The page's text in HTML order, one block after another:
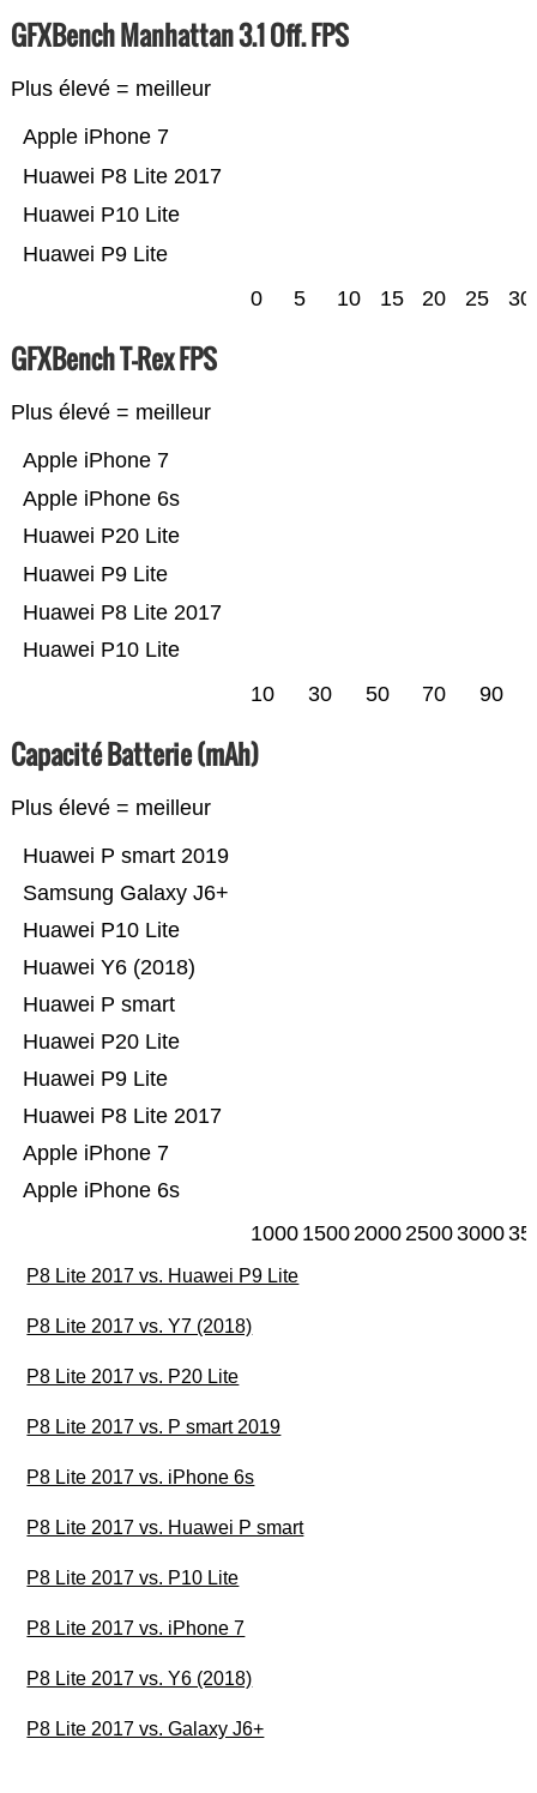
GFXBench Manhattan 3.1 Off. FPS
Plus élevé = meilleur
Huawei P9 Lite
Huawei P10 Lite
Huawei P8 Lite 2017
Apple iPhone 7
0 5 10 15 20 25 30
GFXBench T-Rex FPS
Plus élevé = meilleur
Huawei P10 Lite
Huawei P8 Lite 2017
Huawei P9 Lite
Huawei P20 Lite
Apple iPhone 6s
Apple iPhone 7
10 30 50 70 90
Capacité Batterie (mAh)
Plus élevé = meilleur
Apple iPhone 6s
Apple iPhone 7
Huawei P8 Lite 2017
Huawei P9 Lite
Huawei P20 Lite
Huawei P smart
Huawei Y6 (2018)
Huawei P10 Lite
Samsung Galaxy J6+
Huawei P smart 2019
1000 1500200025003000
P8 Lite 2017 vs. Huawei P9 Lite
P8 Lite 2017 vs. Y7 (2018)
P8 Lite 2017 vs. P20 Lite
P8 Lite 2017 vs. P smart 2019
P8 Lite 2017 vs. iPhone 6s
P8 Lite 2017 vs. Huawei P smart
P8 Lite 2017 vs. P10 Lite
P8 Lite 2017 vs. iPhone 7
P8 Lite 2017 vs. Y6 (2018)
P8 Lite 2017 vs. Galaxy J6+